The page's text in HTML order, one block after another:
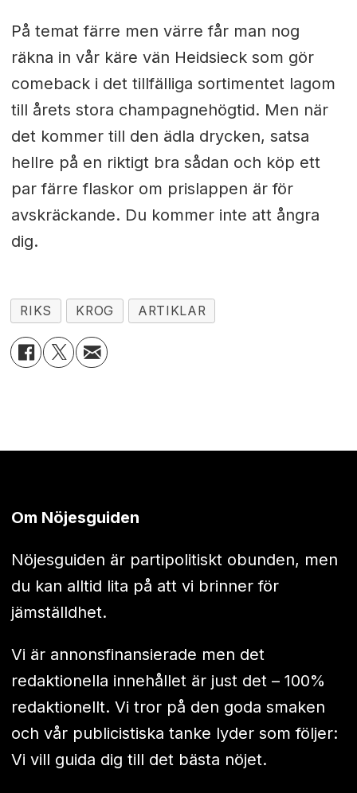
På temat färre men värre får man nog
räkna in vår käre vän Heidsieck som gör
comeback i det tillfälliga sortimentet lagom
till årets stora champagnehögtid. Men när
det kommer till den ädla drycken, satsa
hellre på en riktigt bra sådan och köp ett
par färre flaskor om prislappen är för
avskräckande. Du kommer inte att ångra
dig.
RIKS KROG ARTIKLAR
Om Nöjesguiden
Nöjesguiden är partipolitiskt obunden, men
du kan alltid lita på att vi brinner för
jämställdhet.
Vi är annonsfinansierade men det
redaktionella innehållet är just det – 100%
redaktionellt. Vi tror på den goda smaken
och vår publicistiska tanke lyder som följer:
Vi vill guida dig till det bästa nöjet.